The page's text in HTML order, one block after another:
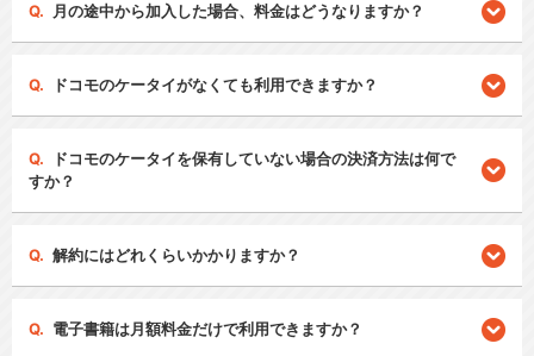
月の途中から加入した場合、料金はどうなりますか？
ドコモのケータイがなくても利用できますか？
ドコモのケータイを保有していない場合の決済方法は何で
すか？
解約にはどれくらいかかりますか？
電子書籍は月額料金だけで利用できますか？